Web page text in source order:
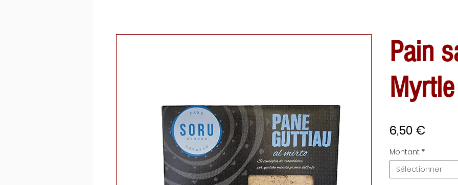
Pain
6,50 €
Montant *
Sélectionner